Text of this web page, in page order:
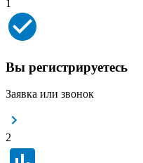
1
Вы регистрируетесь
Заявка или звонок
2